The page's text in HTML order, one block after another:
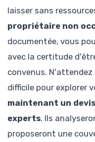
laisser sans
propriétaire non
documentée, vous
avec la certitude
convenus.
difficile pour explorer
maintenant un
experts. Ils
proposeront une